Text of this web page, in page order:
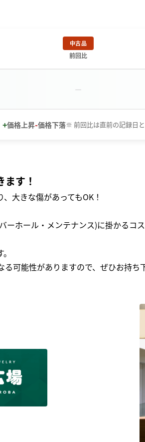
中古品
前回比
－
+価格上昇-価格下落※ 前回比は直前の記録日
す！
大きな傷があってもOK！
ーホール・メンテナンス)に掛かる
可能性がありますので、ぜひお持ち